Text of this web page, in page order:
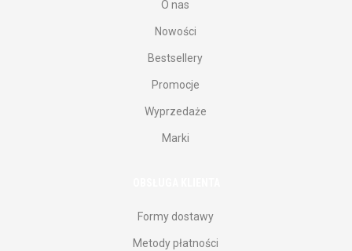
O nas
Nowości
Bestsellery
Promocje
Wyprzedaże
Marki
Formy dostawy
Metody płatności